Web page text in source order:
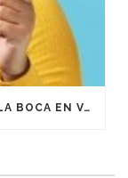
¿POR QUÉ NO DEBEMOS DESCUIDAR LA BOCA EN VACACIONES?